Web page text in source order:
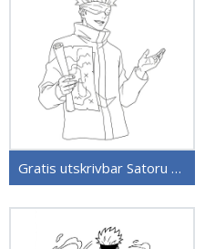
Gratis utskrivbar Satoru Gojo